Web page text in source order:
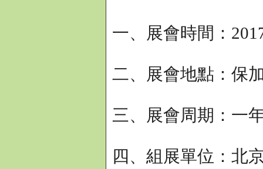
一、展會時間：
二、展會地點：保
三、展會周期：一
四、組展單位：北